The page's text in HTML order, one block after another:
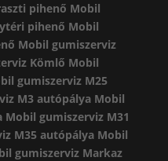
pihenő Mobil
pihenő Mobil
Mobil gumiszerviz
Kömlő Mobil
gumiszerviz M25
M3 autópálya Mobil
Mobil gumiszerviz M31
M35 autópálya Mobil
gumiszerviz Markaz